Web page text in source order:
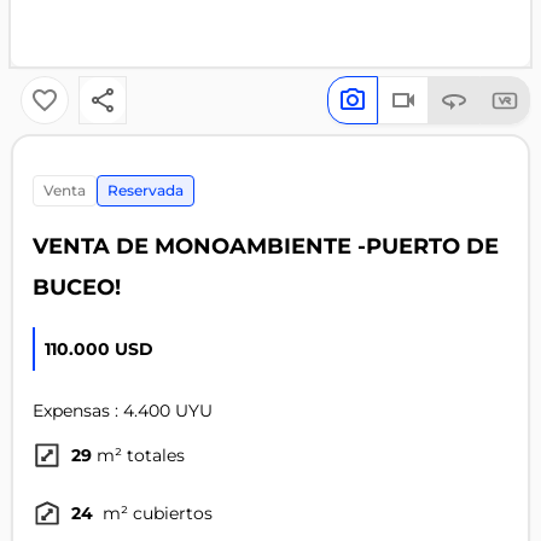
venta Reservada
VENTA DE MONOAMBIENTE -PUERTO DE
BUCEO!
110.000 USD
Expensas : 4.400 UYU
29 m² totales
24 m² cubiertos